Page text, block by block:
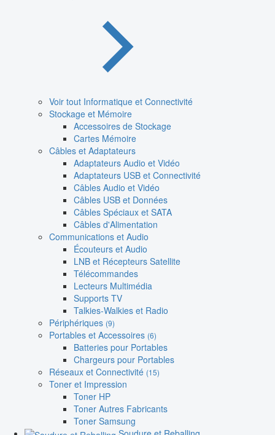
Voir tout Informatique et Connectivité
Stockage et Mémoire
Accessoires de Stockage
Cartes Mémoire
Câbles et Adaptateurs
Adaptateurs Audio et Vidéo
Adaptateurs USB et Connectivité
Câbles Audio et Vidéo
Câbles USB et Données
Câbles Spéciaux et SATA
Câbles d'Alimentation
Communications et Audio
Écouteurs et Audio
LNB et Récepteurs Satellite
Télécommandes
Lecteurs Multimédia
Supports TV
Talkies-Walkies et Radio
Périphériques (9)
Portables et Accessoires (6)
Batteries pour Portables
Chargeurs pour Portables
Réseaux et Connectivité (15)
Toner et Impression
Toner HP
Toner Autres Fabricants
Toner Samsung